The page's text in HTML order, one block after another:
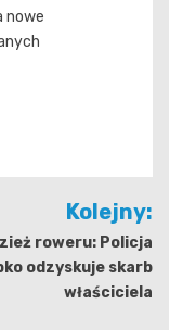
nowe
Kolejny:
roweru: Policja
odzyskuje skarb
właściciela